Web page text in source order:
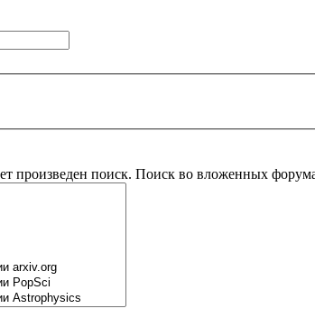
произведен поиск. Поиск во вложенных